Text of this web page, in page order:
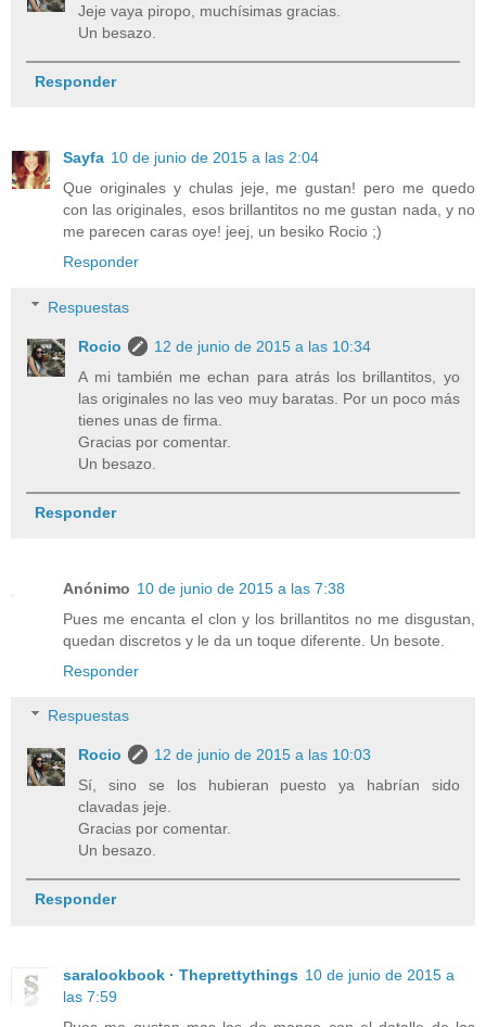
Jeje vaya piropo, muchísimas gracias.
Un besazo.
Responder
Sayfa 10 de junio de 2015 a las 2:04
Que originales y chulas jeje, me gustan! pero me quedo
con las originales, esos brillantitos no me gustan nada, y no
me parecen caras oye! jeej, un besiko Rocio ;)
Responder
Respuestas
Rocio
12 de junio de 2015 a las 10:34
A mi también me echan para atrás los brillantitos, yo
las originales no las veo muy baratas. Por un poco más
tienes unas de firma.
Gracias por comentar.
Un besazo.
Responder
Anónimo 10 de junio de 2015 a las 7:38
Pues me encanta el clon y los brillantitos no me disgustan,
quedan discretos y le da un toque diferente. Un besote.
Responder
Respuestas
Rocio
12 de junio de 2015 a las 10:03
Sí, sino se los hubieran puesto ya habrían sido
clavadas jeje.
Gracias por comentar.
Un besazo.
Responder
saralookbook · Theprettythings 10 de junio de 2015 a
las 7:59